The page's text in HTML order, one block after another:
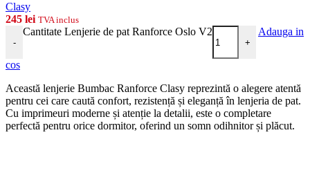
Clasy
245 lei TVA inclus
-
Cantitate Lenjerie de pat Ranforce Oslo V2
+
Adauga in
cos
Această lenjerie Bumbac Ranforce Clasy reprezintă o alegere atentă
pentru cei care caută confort, rezistență și eleganță în lenjeria de pat.
Cu imprimeuri moderne și atenție la detalii, este o completare
perfectă pentru orice dormitor, oferind un somn odihnitor și plăcut.